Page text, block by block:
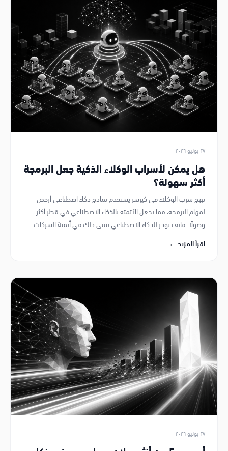
٢٧ يوليو ٢٠٢٦
هل يمكن لأسراب الوكلاء الذكية جعل البرمجة
أكثر سهولة؟
نهج سرب الوكلاء في كيرسر يستخدم نماذج ذكاء اصطناعي أرخص
لمهام البرمجة، مما يجعل الأتمتة بالذكاء الاصطناعي في قطر أكثر
وصولًا. فايف نودز للذكاء الاصطناعي تتبنى ذلك في أتمتة الشركات
اقرأ المزيد ←
٢٧ يوليو ٢٠٢٦